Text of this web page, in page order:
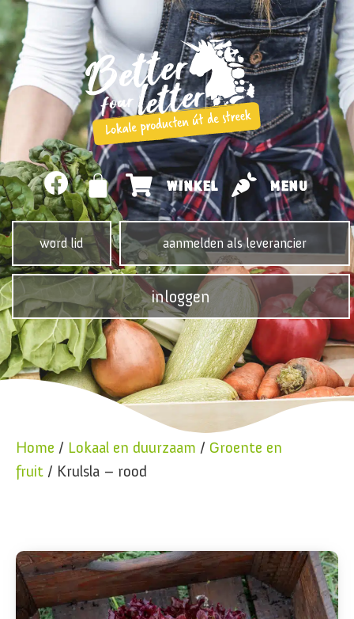
WINKEL MENU
word lid aanmelden als leverancier
inloggen
Home / Lokaal en duurzaam / Groente en
fruit / Krulsla – rood